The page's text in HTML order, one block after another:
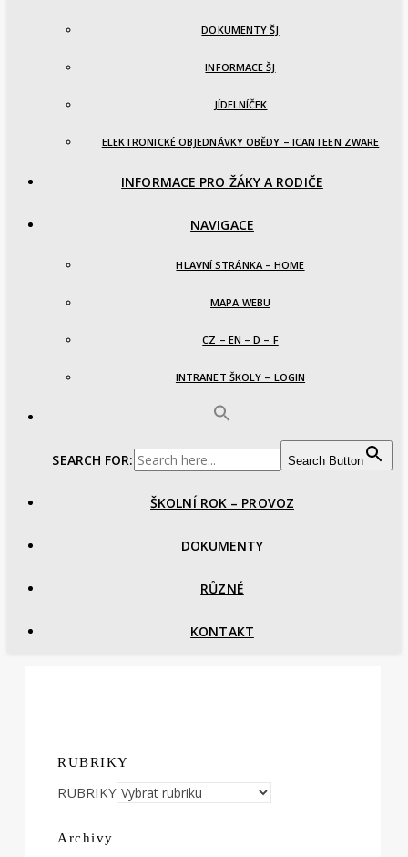
DOKUMENTY ŠJ
INFORMACE ŠJ
JÍDELNÍČEK
ELEKTRONICKÉ OBJEDNÁVKY OBĚDY – ICANTEEN ZWARE
INFORMACE PRO ŽÁKY A RODIČE
NAVIGACE
HLAVNÍ STRÁNKA – HOME
MAPA WEBU
CZ – EN – D – F
INTRANET ŠKOLY – LOGIN
SEARCH FOR: Search Button
ŠKOLNÍ ROK – PROVOZ
DOKUMENTY
RŮZNÉ
KONTAKT
RUBRIKY
RUBRIKY
Archivy